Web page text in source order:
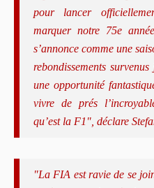
pour lancer
marquer notre 75e
s’annonce comme une
rebondissements
une opportunité
vivre de prés
qu’est la F1", déclare
"La FIA est ravie de se